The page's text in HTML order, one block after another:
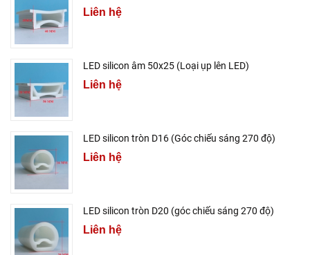
Liên hệ
LED silicon âm 50x25 (Loại ụp lên LED)
Liên hệ
LED silicon tròn D16 (Góc chiếu sáng 270 độ)
Liên hệ
LED silicon tròn D20 (góc chiếu sáng 270 độ)
Liên hệ